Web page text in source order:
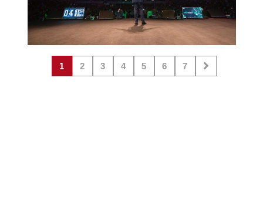
1 2 3 4 5 6 7